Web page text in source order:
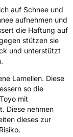
auf Schnee und
aufnehmen und
die Haftung auf
stützen sie
und unterstützt
Lamellen. Diese
so die
mit
Diese nehmen
dieses zur